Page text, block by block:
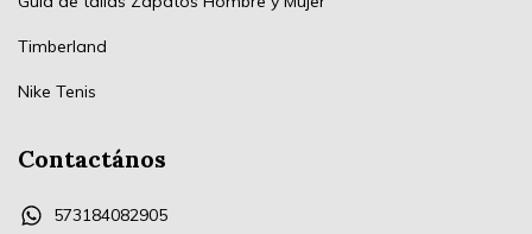
Timberland
Nike Tenis
Contactános
573184082905